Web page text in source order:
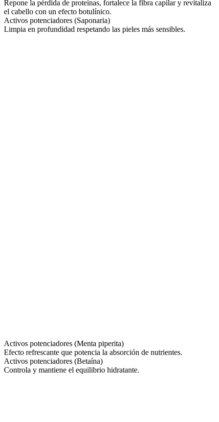
Repone la pérdida de proteínas, fortalece la fibra capilar y revitaliza
el cabello con un efecto botulínico.
Activos potenciadores (Saponaria)
Limpia en profundidad respetando las pieles más sensibles.
Activos potenciadores (Menta piperita)
Efecto refrescante que potencia la absorción de nutrientes.
Activos potenciadores (Betaína)
Controla y mantiene el equilibrio hidratante.